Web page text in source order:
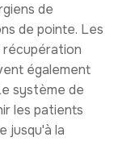
de
de pointe. Les
récupération
également
système de
les patients
jusqu'à la